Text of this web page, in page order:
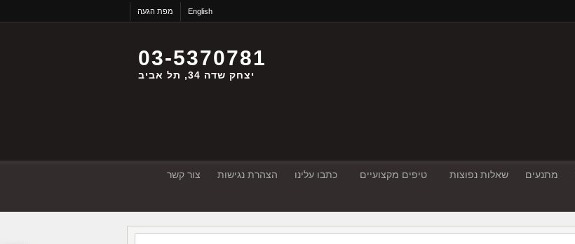
English מפת הגעה
03-5370781
יצחק שדה 34, תל אביב
מתנעים שאלות נפוצות טיפים מקצועיים כתבו עלינו הצהרת נגישות צור קשר